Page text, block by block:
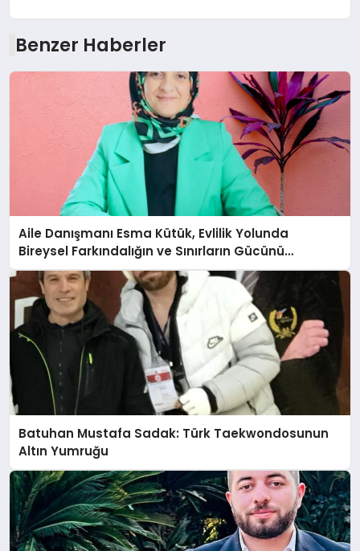
Benzer Haberler
Aile Danışmanı Esma Kütük, Evlilik Yolunda
Bireysel Farkındalığın ve Sınırların Gücünü
Anlatıyor
Batuhan Mustafa Sadak: Türk Taekwondosunun
Altın Yumruğu